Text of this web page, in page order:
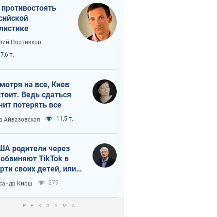
Портников
т.
на все, Киев
Ведь сдаться
потерять все
Айвазовская 11,5 т.
родители через
TikTok в
своих детей, или
КНР на молодежь
Кирш 279